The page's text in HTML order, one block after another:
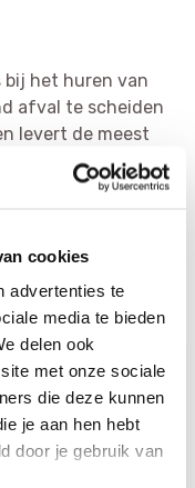
cookies
advertenties te
media te bieden
delen ook
met onze sociale
die deze kunnen
je aan hen hebt
door je gebruik van
bij het huren van
afval te scheiden
levert de meest
recyclen van afval
We splitsen
voor elke afvalsoort